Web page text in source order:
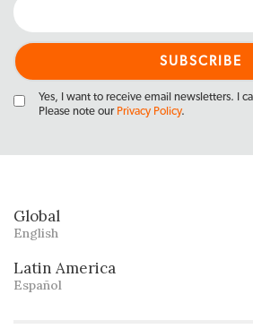
Yes, I want to receive email newsletters. I
Please note our Privacy Policy.
Global
English
Latin America
Español